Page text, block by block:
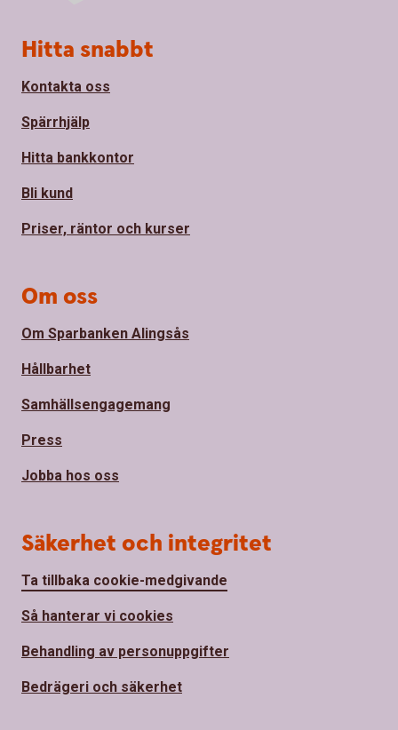
Sidfot
Hitta snabbt
Kontakta oss
Spärrhjälp
Hitta bankkontor
Bli kund
Priser, räntor och kurser
Om oss
Om Sparbanken Alingsås
Hållbarhet
Samhällsengagemang
Press
Jobba hos oss
Säkerhet och integritet
Ta tillbaka cookie-medgivande
Så hanterar vi cookies
Behandling av personuppgifter
Bedrägeri och säkerhet